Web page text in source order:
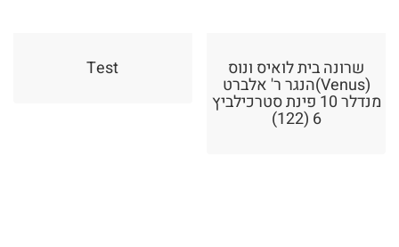
Test שרונה בית לואיס ונוס
(Venus)הנגר ר' אלברט
מנדלר 10 פינת סטרכילביץ
6 (122)